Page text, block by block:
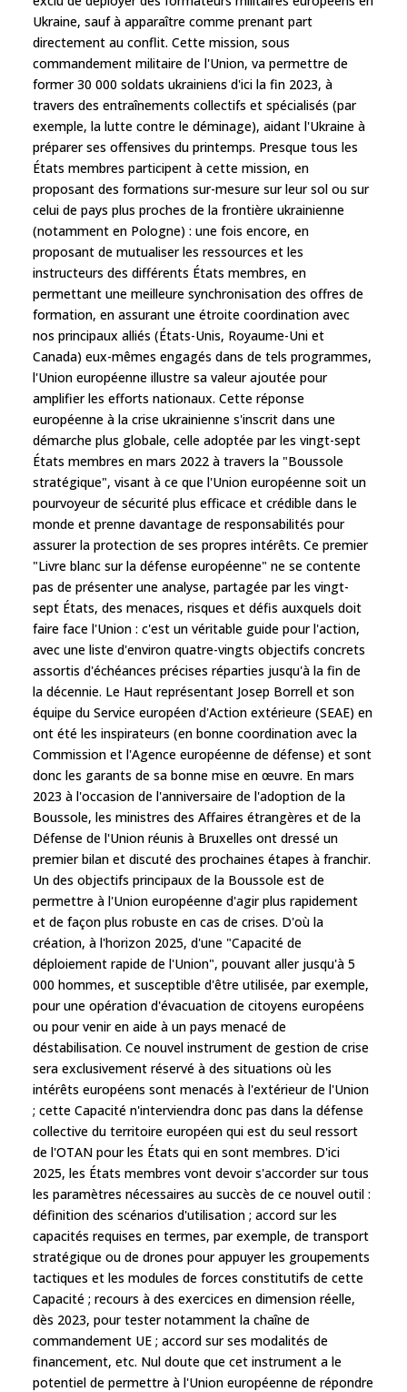
Ukraine, sauf à apparaître comme prenant part
directement au conflit. Cette mission, sous
commandement militaire de l'Union, va permettre de
former 30 000 soldats ukrainiens d'ici la fin 2023, à
travers des entraînements collectifs et spécialisés (par
exemple, la lutte contre le déminage), aidant l'Ukraine à
préparer ses offensives du printemps. Presque tous les
États membres participent à cette mission, en
proposant des formations sur-mesure sur leur sol ou sur
celui de pays plus proches de la frontière ukrainienne
(notamment en Pologne) : une fois encore, en
proposant de mutualiser les ressources et les
instructeurs des différents États membres, en
permettant une meilleure synchronisation des offres de
formation, en assurant une étroite coordination avec
nos principaux alliés (États-Unis, Royaume-Uni et
Canada) eux-mêmes engagés dans de tels programmes,
l'Union européenne illustre sa valeur ajoutée pour
amplifier les efforts nationaux. Cette réponse
européenne à la crise ukrainienne s'inscrit dans une
démarche plus globale, celle adoptée par les vingt-sept
États membres en mars 2022 à travers la "Boussole
stratégique", visant à ce que l'Union européenne soit un
pourvoyeur de sécurité plus efficace et crédible dans le
monde et prenne davantage de responsabilités pour
assurer la protection de ses propres intérêts. Ce premier
"Livre blanc sur la défense européenne" ne se contente
pas de présenter une analyse, partagée par les vingt-
sept États, des menaces, risques et défis auxquels doit
faire face l'Union : c'est un véritable guide pour l'action,
avec une liste d'environ quatre-vingts objectifs concrets
assortis d'échéances précises réparties jusqu'à la fin de
la décennie. Le Haut représentant Josep Borrell et son
équipe du Service européen d'Action extérieure (SEAE) en
ont été les inspirateurs (en bonne coordination avec la
Commission et l'Agence européenne de défense) et sont
donc les garants de sa bonne mise en œuvre. En mars
2023 à l'occasion de l'anniversaire de l'adoption de la
Boussole, les ministres des Affaires étrangères et de la
Défense de l'Union réunis à Bruxelles ont dressé un
premier bilan et discuté des prochaines étapes à franchir.
Un des objectifs principaux de la Boussole est de
permettre à l'Union européenne d'agir plus rapidement
et de façon plus robuste en cas de crises. D'où la
création, à l'horizon 2025, d'une "Capacité de
déploiement rapide de l'Union", pouvant aller jusqu'à 5
000 hommes, et susceptible d'être utilisée, par exemple,
pour une opération d'évacuation de citoyens européens
ou pour venir en aide à un pays menacé de
déstabilisation. Ce nouvel instrument de gestion de crise
sera exclusivement réservé à des situations où les
intérêts européens sont menacés à l'extérieur de l'Union
; cette Capacité n'interviendra donc pas dans la défense
collective du territoire européen qui est du seul ressort
de l'OTAN pour les États qui en sont membres. D'ici
2025, les États membres vont devoir s'accorder sur tous
les paramètres nécessaires au succès de ce nouvel outil :
définition des scénarios d'utilisation ; accord sur les
capacités requises en termes, par exemple, de transport
stratégique ou de drones pour appuyer les groupements
tactiques et les modules de forces constitutifs de cette
Capacité ; recours à des exercices en dimension réelle,
dès 2023, pour tester notamment la chaîne de
commandement UE ; accord sur ses modalités de
financement, etc. Nul doute que cet instrument a le
potentiel de permettre à l'Union européenne de répondre